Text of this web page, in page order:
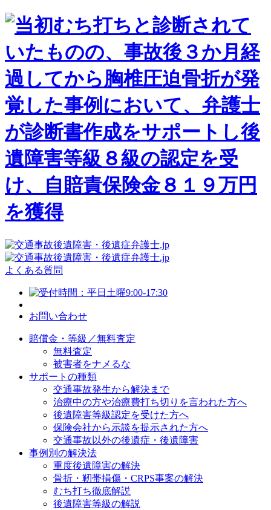
よくある質問
お問い合わせ
賠償金・等級／無料査定
無料査定
被害者をナメるな
サポートの種類
交通事故発生から解決まで
治療中の方や治療費打ち切りを言われた方へ
後遺障害等級認定を受けた方へ
保険会社から示談を提示された方へ
交通事故以外の後遺症・後遺障害
事例別の解決法
重度後遺障害の解決
骨折・靭帯損傷・CRPS事案の解決
むち打ち徹底解説
後遺障害等級の解説